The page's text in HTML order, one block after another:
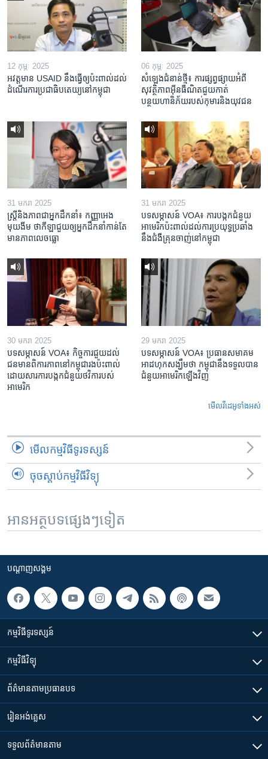
12 កុម្ភៈ 2025
អវត្តមាន USAID នឹងធ្វើឲ្យប៉ះពាល់ដល់
ដំណើរការប្រជាធិបតេយ្យនៅកម្ពុជា
06 កុម្ភៈ 2025
សំឡេងជំនាន់ថ្មី៖ ការផ្សព្វផ្សាយអំពី
សុវត្ថិភាពអ៊ីនធឺណិតជួយកាត់
បន្ថយហានិភ័យរបស់កុមារនិងយុវជន
31 មករា 2025
ស្រ្តី​និង​ភាព​ជា​អ្នក​ដឹកនាំ៖ កញ្ញា​អេង
មុយងីម ថា​កីឡា​ជួយឲ្យ​អ្នកដឹកនាំ​កាន់តែ​
មាន​ភាព​លេចធ្លោ
31 មករា 2025
បទសម្ភាសន៍ VOA៖ ការបង្កក​ជំនួយ​
អាមេរិក​ប៉ះពាល់ដល់​ការប្រយុទ្ធ​ប្រឆាំង​
នឹង​ជំងឺ​គ្រុនចាញ់​នៅ​កម្ពុជា
30 មករា 2025
បទសម្ភាសន៍ VOA៖ កិច្ចការ​ជួយ​ដល់​
ជន​មាន​ពិការភាព​នៅកម្ពុជា​រង​ប៉ះពាល់​
ដោយសារ​ការ​បង្កក​ជំនួយ​ថវិកា​របស់​
អាមេរិក
29 មករា 2025
បទសម្ភាសន៍ VOA៖ ប្រធាន​សមាគម​
អាដហុក​សង្ឃឹម​ថា កម្ពុជា​នឹង​ទទួល​បាន​
ជំនួយ​អាមេរិក​ឡើងវិញ
មើល​វីដេអូ​ទាំង​អស់
មើល​កម្មវិធី​ទូរទស្សន៍
ចុចស្តាប់កម្មវិធីវិទ្យុ
អានអត្ថបទផ្សេងៗទៀត
បណ្តាញ​សង្គម
កម្មវិធី​ទូរទស្សន៍
កម្មវិធី​វិទ្យុ
ព័ត៌មាន​តាមប្រធានបទ​
រៀន​​អង់គ្លេស
ទទួល​ព័ត៌មាន​តាម